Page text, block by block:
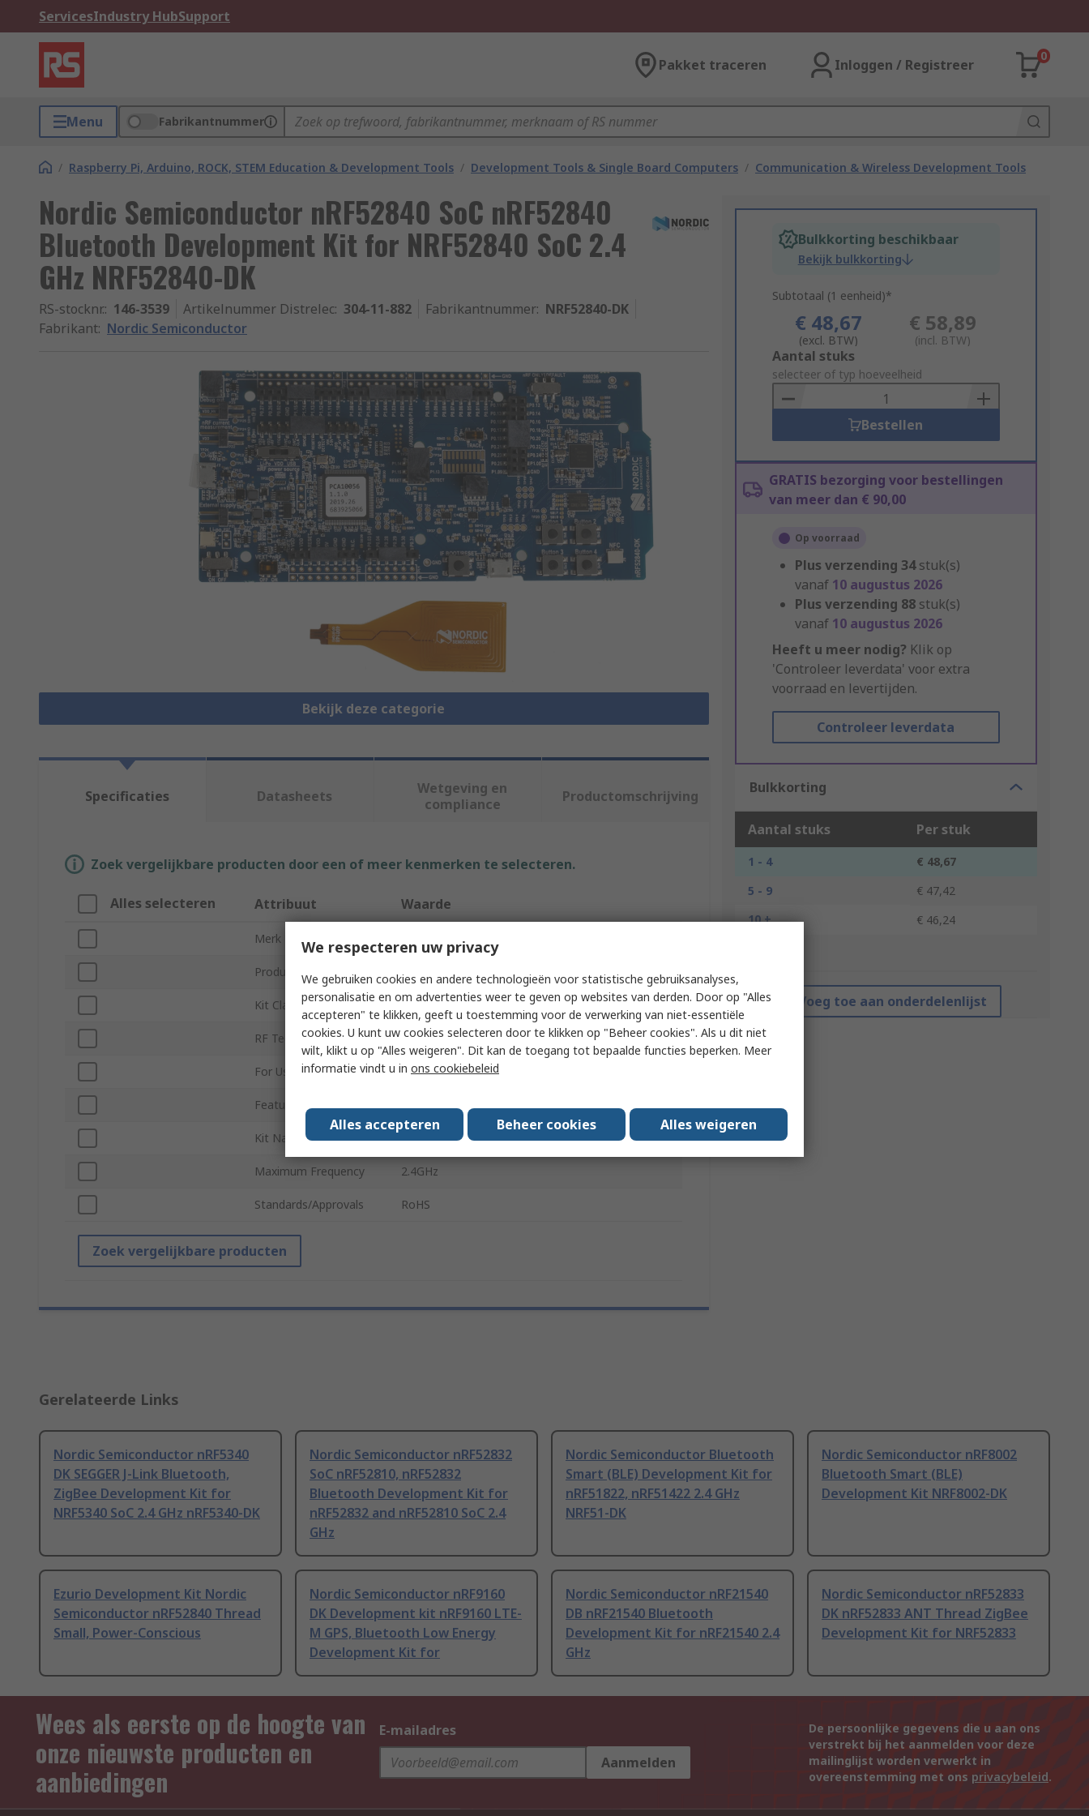
ServicesIndustry HubSupport
Pakket traceren Inloggen / Registreer
0
Menu Fabrikantnummer
/ Raspberry Pi, Arduino, ROCK, STEM Education & Development Tools / Development Tools & Single Board Computers / Communication & Wireless Development Tools
Nordic Semiconductor nRF52840 SoC nRF52840
Bluetooth Development Kit for NRF52840 SoC 2.4
GHz NRF52840-DK
RS-stocknr.: 146-3539 Artikelnummer Distrelec: 304-11-882 Fabrikantnummer: NRF52840-DK
Fabrikant: Nordic Semiconductor
Bekijk deze categorie
Bulkkorting beschikbaar
Bekijk bulkkorting
Subtotaal (1 eenheid)*
€ 48,67
(excl. BTW)
€ 58,89
(incl. BTW)
Add
to
Basket
Aantal stuks
selecteer of typ hoeveelheid
Bestellen
GRATIS bezorging voor bestellingen
van meer dan € 90,00
Op voorraad
Plus verzending 34stuk(s)
vanaf 10 augustus 2026
Plus verzending 88 stuk(s)
vanaf 10 augustus 2026
Heeft u meer nodig? Klik op
'Controleer leverdata' voor extra
voorraad en levertijden.
Controleer leverdata
Bulkkorting
Aantal stuks Per stuk
1 - 4
€ 48,67
5 - 9
€ 47,42
10 +
€ 46,24
Voeg toe aan onderdelenlijst
Specificaties Datasheets
Wetgeving en
compliance
Productomschrijving
Zoek vergelijkbare producten door een of meer kenmerken te selecteren.
Alles selecteren Attribuut Waarde
Merk Nordic Semiconductor
Product Type Communication & Wireless Development Tool
Kit Classification Development Kit
RF Technology Bluetooth
For Use With NRF52840 SoC
Featured Device nRF52840
Kit Name nRF52840 SoC
Maximum Frequency 2.4GHz
Standards/Approvals RoHS
Zoek vergelijkbare producten
Gerelateerde Links
Nordic Semiconductor nRF5340
DK SEGGER J-Link Bluetooth,
ZigBee Development Kit for
NRF5340 SoC 2.4 GHz nRF5340-DK
Nordic Semiconductor nRF52832
SoC nRF52810, nRF52832
Bluetooth Development Kit for
nRF52832 and nRF52810 SoC 2.4
GHz
Nordic Semiconductor Bluetooth
Smart (BLE) Development Kit for
nRF51822, nRF51422 2.4 GHz
NRF51-DK
Nordic Semiconductor nRF8002
Bluetooth Smart (BLE)
Development Kit NRF8002-DK
Ezurio Development Kit Nordic
Semiconductor nRF52840 Thread
Small, Power-Conscious
Nordic Semiconductor nRF9160
DK Development kit nRF9160 LTE-
M GPS, Bluetooth Low Energy
Development Kit for
Nordic Semiconductor nRF21540
DB nRF21540 Bluetooth
Development Kit for nRF21540 2.4
GHz
Nordic Semiconductor nRF52833
DK nRF52833 ANT Thread ZigBee
Development Kit for NRF52833
Wees als eerste op de hoogte van
onze nieuwste producten en
aanbiedingen
E-mailadres
Aanmelden
De persoonlijke gegevens die u aan ons
verstrekt bij het aanmelden voor deze
mailinglijst worden verwerkt in
overeenstemming met ons privacybeleid.
We respecteren uw privacy
We gebruiken cookies en andere technologieën voor statistische gebruiksanalyses,
personalisatie en om advertenties weer te geven op websites van derden. Door op "Alles
accepteren" te klikken, geeft u toestemming voor de verwerking van niet-essentiële
cookies. U kunt uw cookies selecteren door te klikken op "Beheer cookies". Als u dit niet
wilt, klikt u op "Alles weigeren". Dit kan de toegang tot bepaalde functies beperken. Meer
informatie vindt u in ons cookiebeleid
Alles accepteren Beheer cookies Alles weigeren